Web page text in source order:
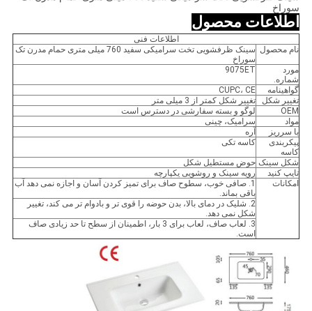
سوراخ
اطلاعات محصول
اطلاعات فنی
نام محصول
سینک ظرفشویی تخت سرامیکی سفید 760 میلی متری حمام مدرن تک
سوراخ
مورد
شماره.
9075ET
گواهینامه
CUPC، CE
تغییر شکل
تغییر شکل کمتر از 3 میلی متر
OEM
لوگو و بسته سفارشی در دسترس است
مواد
سرامیک، چینی
با سرریز
آره
پیکربندی
کاسه
کاسه تکی
شکل سینک حوض مستطیل شکل
تایپ کنید
رویه سینک و روشویی یکپارچه
امکانات
1. صافی خوب، سطوح صاف برای تمیز کردن آسان و اجازه نمی دهد آب
باقی بماند.
2. شلیک در دمای بالا، بدن حوضه را قوی تر و بادوام تر می کند، تغییر
شکل نمی دهد.
3. لعاب صاف، لعاب برای 3 بار، اطمینان از سطح تا حد زیادی صاف
است.